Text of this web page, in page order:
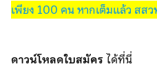
เพียง 100 คน หากเต็มแล้ว สส
ดาวน์โหลดใบสมัครได้ที่นี่